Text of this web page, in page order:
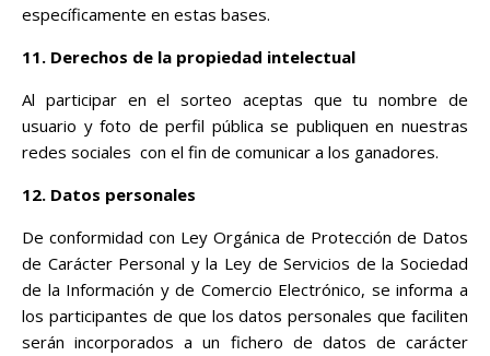
específicamente en estas bases.
11. Derechos de la propiedad intelectual
Al participar en el sorteo aceptas que tu nombre de
usuario y foto de perfil pública se publiquen en nuestras
redes sociales con el fin de comunicar a los ganadores.
12. Datos personales
De conformidad con Ley Orgánica de Protección de Datos
de Carácter Personal y la Ley de Servicios de la Sociedad
de la Información y de Comercio Electrónico, se informa a
los participantes de que los datos personales que faciliten
serán incorporados a un fichero de datos de carácter